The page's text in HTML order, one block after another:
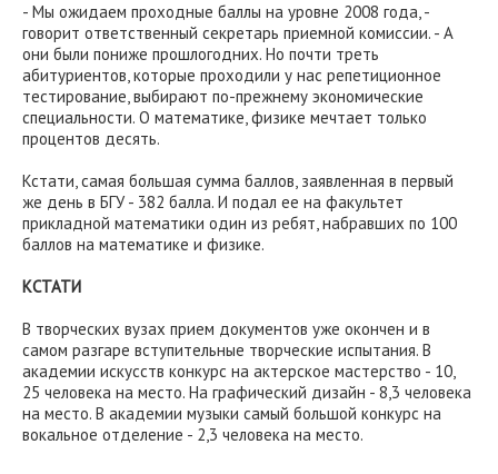
- Мы ожидаем проходные баллы на уровне 2008 года, -
говорит ответственный секретарь приемной комиссии. - А
они были пониже прошлогодних. Но почти треть
абитуриентов, которые проходили у нас репетиционное
тестирование, выбирают по-прежнему экономические
специальности. О математике, физике мечтает только
процентов десять.
Кстати, самая большая сумма баллов, заявленная в первый
же день в БГУ - 382 балла. И подал ее на факультет
прикладной математики один из ребят, набравших по 100
баллов на математике и физике.
КСТАТИ
В творческих вузах прием документов уже окончен и в
самом разгаре вступительные творческие испытания. В
академии искусств конкурс на актерское мастерство - 10,
25 человека на место. На графический дизайн - 8,3 человека
на место. В академии музыки самый большой конкурс на
вокальное отделение - 2,3 человека на место.